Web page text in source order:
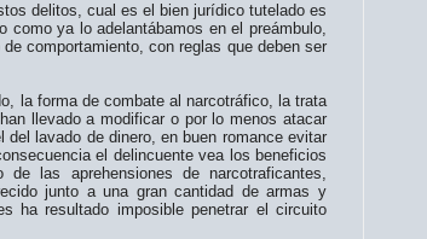
delitos, cual es el bien jurídico tutelado es
como ya lo adelantábamos en el preámbulo,
comportamiento, con reglas que deben ser
forma de combate al narcotráfico, la trata
llevado a modificar o por lo menos atacar
lavado de dinero, en buen romance evitar
el delincuente vea los beneficios
las aprehensiones de narcotraficantes,
junto a una gran cantidad de armas y
ha resultado imposible penetrar el circuito